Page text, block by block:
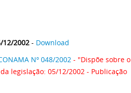
12/2002 - Download
Nº 048/2002 - "Dispõe sobre o
legislação: 05/12/2002 - Publicação